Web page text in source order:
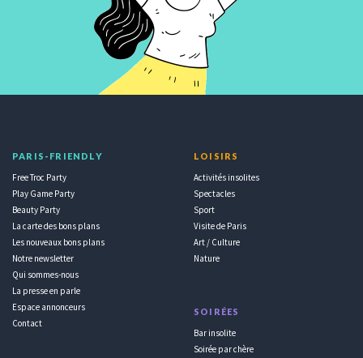
PARIS-FRIENDLY
Free Troc Party
Play Game Party
Beauty Party
La carte des bons plans
Les nouveaux bons plans
Notre newsletter
Qui sommes-nous
La presse en parle
Espace annonceurs
Contact
LOISIRS
Activités insolites
Spectacles
Sport
Visite de Paris
Art / Culture
Nature
SOIRÉES
Bar insolite
Soirée par chère